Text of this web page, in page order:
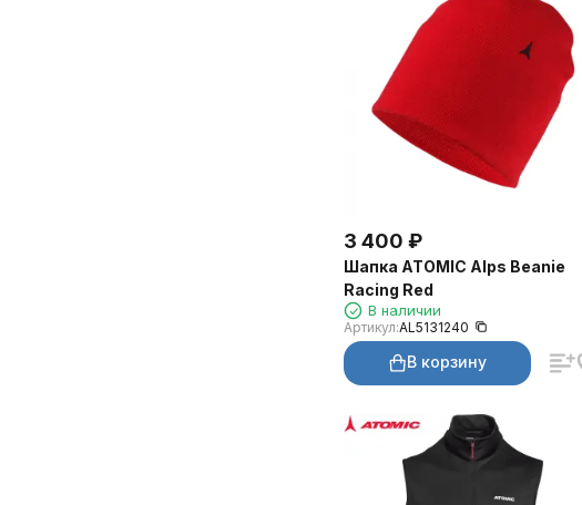
3 400 ₽
Шапка ATOMIC Alps Beanie
Racing Red
В наличии
Артикул:AL5131240
В корзину